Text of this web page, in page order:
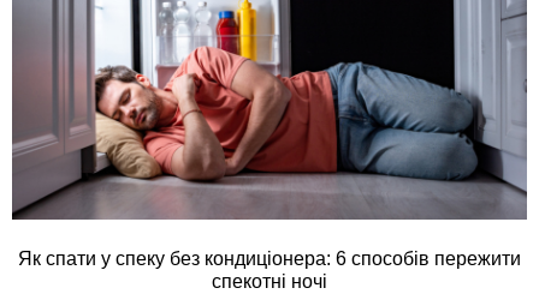
Як спати у спеку без кондиціонера: 6 способів пережити
спекотні ночі